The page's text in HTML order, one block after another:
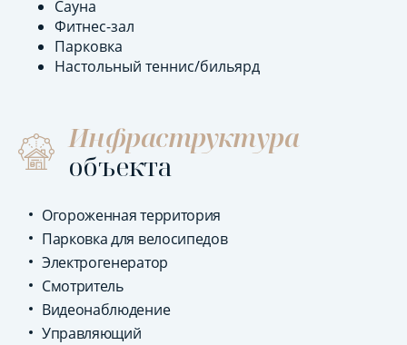
Сауна
Фитнес-зал
Парковка
Настольный теннис/бильярд
Инфраструктура
объекта
Огороженная территория
Парковка для велосипедов
Электрогенератор
Смотритель
Видеонаблюдение
Управляющий